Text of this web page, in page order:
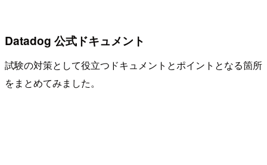
Datadog 公式ドキュメント
試験の対策として役立つドキュメントとポイントとなる箇所
をまとめてみました。